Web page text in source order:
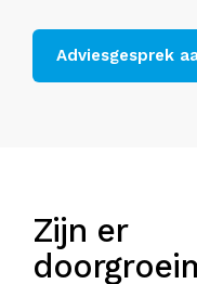
Adviesgesprek
Zijn er